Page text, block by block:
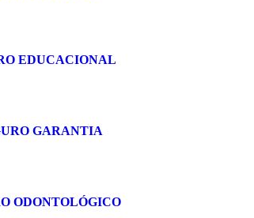
EDUCACIONAL
GARANTIA
ODONTOLÓGICO